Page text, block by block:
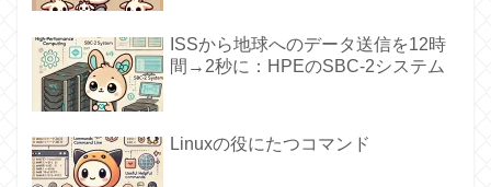
ISSから地球へのデータ送信を12時
間→2秒に：HPEのSBC-2システム
Linuxの役にたつコマンド